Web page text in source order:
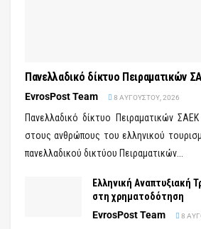
Πανελλαδικό δίκτυο Πειραματικών
EvrosPost Team 8 ΑΥΓΟΎΣΤΟΥ, 2026
Πανελλαδικό δίκτυο Πειραματικών
στους ανθρώπους του ελληνικού
πανελλαδικού δικτύου Πειραματικών...
Ελληνική Αναπτυξιακή
στη χρηματοδότηση
EvrosPost Team
8